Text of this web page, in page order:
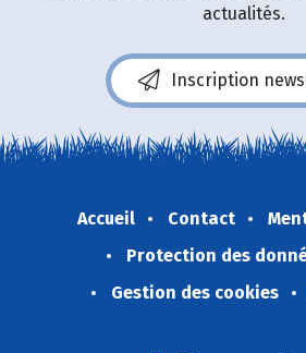
actualités.
Inscription
Accueil Contact
Protection des
Gestion des cookies